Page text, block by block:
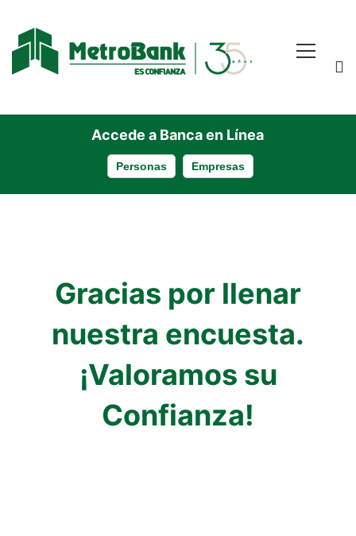
Accede a Banca en Línea
Personas Empresas
Encuesta
de
satisfacción
Gracias por llenar
nuestra encuesta.
¡Valoramos su
Confianza!